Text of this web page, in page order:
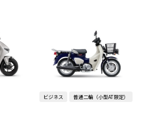
ビジネス 普通二輪（小型AT限定）